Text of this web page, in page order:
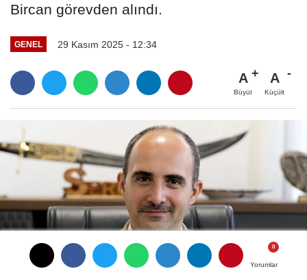
Yorumlar
Yorumlar
Bircan görevden alındı.
GENEL 29 Kasım 2025 - 12:34
Yorumlar
A
Büyüt
A
Küçült